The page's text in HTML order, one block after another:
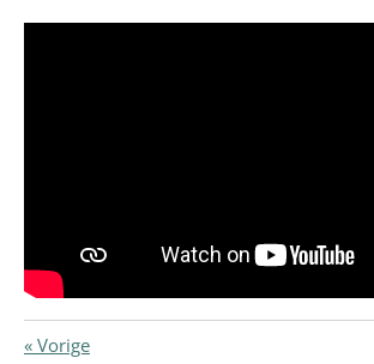
« Vorige